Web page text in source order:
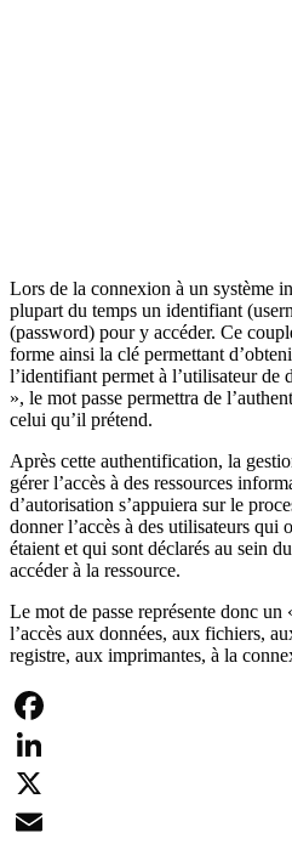
Lors de la connexion à un système
plupart du temps un identifiant
(password) pour y accéder. Ce
forme ainsi la clé permettant
l’identifiant permet à l’utilisateur de
», le mot passe permettra de
celui qu’il prétend.
Après cette authentification, la
gérer l’accès à des ressources
d’autorisation s’appuiera sur le
donner l’accès à des utilisateurs
étaient et qui sont déclarés au sein
accéder à la ressource.
Le mot de passe représente donc un
l’accès aux données, aux fichiers,
registre, aux imprimantes, à la
Facebook
LinkedIn
X